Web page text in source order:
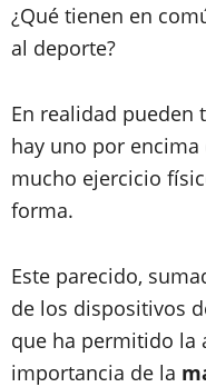
¿Qué tienen en
al deporte?
En realidad pueden
hay uno por
mucho ejercicio
forma.
Este parecido,
de los dispositivos
que ha permitido la
importancia de la